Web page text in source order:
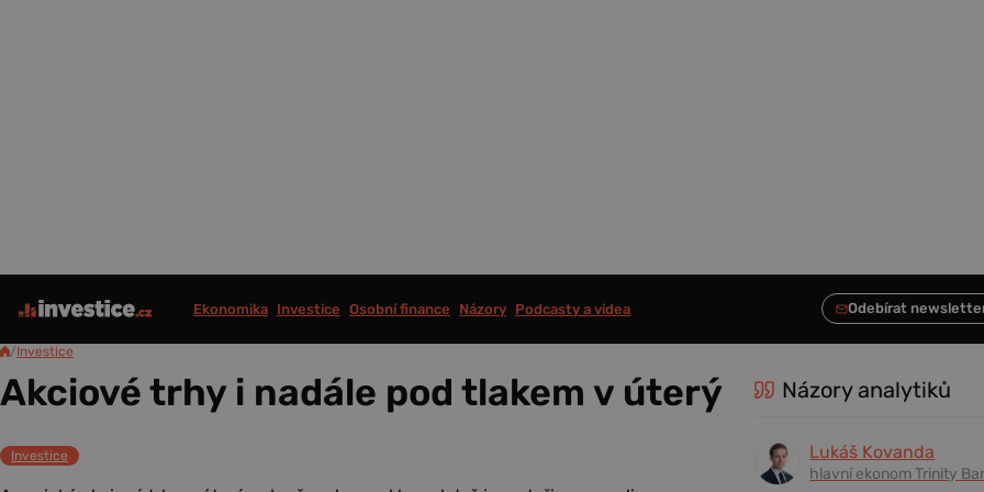
Ekonomika Investice Osobní finance Názory Podcasty a videa
/Investice
Akciové trhy i nadále pod tlakem v úterý
Investice
Názory analytiků
Lukáš Kovanda
hlavní ekonom Trinity